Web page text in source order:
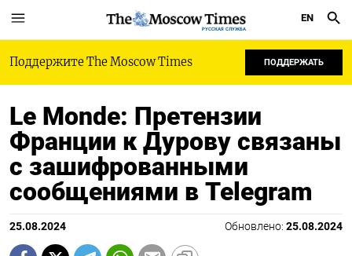
РУССКАЯ СЛУЖБА
EN
Поддержите The Moscow Times ПОДДЕРЖАТЬ
Le Monde: Претензии
Франции к Дурову связаны
с зашифрованными
сообщениями в Telegram
25.08.2024 Обновлено: 25.08.2024